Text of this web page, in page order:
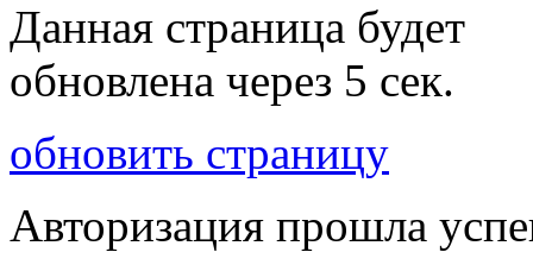
Данная страница будет
обновлена через 5 сек.
обновить страницу
Авторизация прошла